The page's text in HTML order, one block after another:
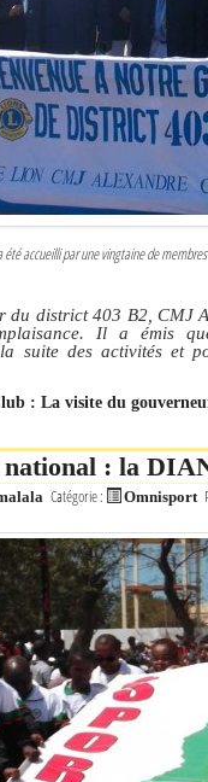
accueilli par une vingtaine de
du district 403 B2, CMJ
Il a émis
suite des activités et
: La visite du
: la
Catégorie : Omnisport